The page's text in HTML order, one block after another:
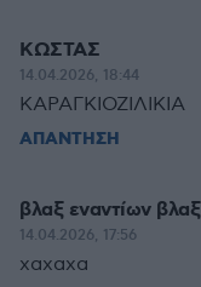
ΚΩΣΤΑΣ
14.04.2026, 18:44
ΚΑΡΑΓΚΙΟΖΙΛΙΚΙΑ
ΑΠΑΝΤΗΣΗ
βλαξ εναντίων βλαξ
14.04.2026, 17:56
χαχαχα